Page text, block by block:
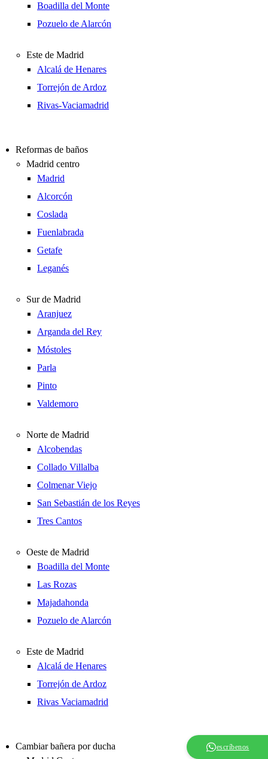
Boadilla del Monte
Pozuelo de Alarcón
Este de Madrid
Alcalá de Henares
Torrejón de Ardoz
Rivas-Vaciamadrid
Reformas de baños
Madrid centro
Madrid
Alcorcón
Coslada
Fuenlabrada
Getafe
Leganés
Sur de Madrid
Aranjuez
Arganda del Rey
Móstoles
Parla
Pinto
Valdemoro
Norte de Madrid
Alcobendas
Collado Villalba
Colmenar Viejo
San Sebastián de los Reyes
Tres Cantos
Oeste de Madrid
Boadilla del Monte
Las Rozas
Majadahonda
Pozuelo de Alarcón
Este de Madrid
Alcalá de Henares
Torrejón de Ardoz
Rivas Vaciamadrid
Cambiar bañera por ducha
escríbenos